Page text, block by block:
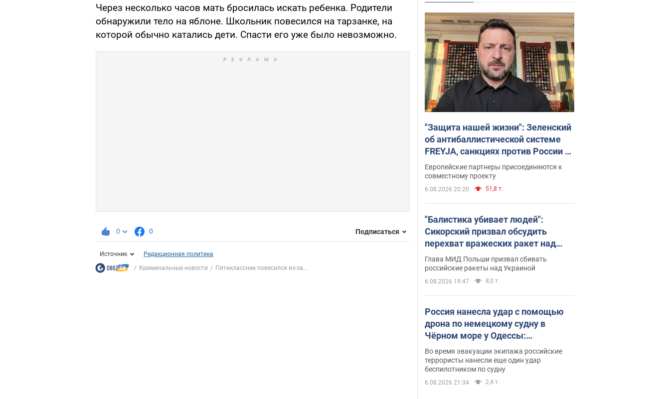
Через несколько часов мать бросилась искать ребенка. Родители
обнаружили тело на яблоне. Школьник повесился на тарзанке, на
которой обычно катались дети. Спасти его уже было невозможно.
0 0 Подписаться
Источник
Редакционная политика
Криминальные новости
Пятиклассник повесился из-за...
"Защита нашей жизни": Зеленский
об антибаллистической системе
FREYJA, санкциях против России и
поддержке аграриев. Видео
Европейские партнеры присоединяются к
совместному проекту
6.08.2026 20:20 51,8 т.
"Балистика убивает людей":
Сикорский призвал обсудить
перехват вражеских ракет над
Украиной
Глава МИД Польши призвал сбивать
российские ракеты над Украиной
6.08.2026 19:47 8,0 т.
Россия нанесла удар с помощью
дрона по немецкому судну в
Чёрном море у Одессы:
подробности
Во время эвакуации экипажа российские
террористы нанесли еще один удар
беспилотником по судну
6.08.2026 21:34 2,4 т.